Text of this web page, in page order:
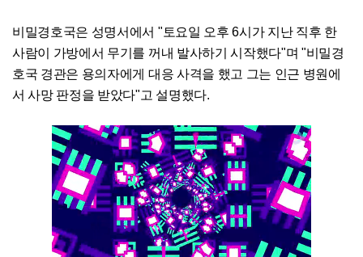
비밀경호국은 성명서에서 "토요일 오후 6시가 지난 직후 한
사람이 가방에서 무기를 꺼내 발사하기 시작했다"며 "비밀경
호국 경관은 용의자에게 대응 사격을 했고 그는 인근 병원에
서 사망 판정을 받았다"고 설명했다.